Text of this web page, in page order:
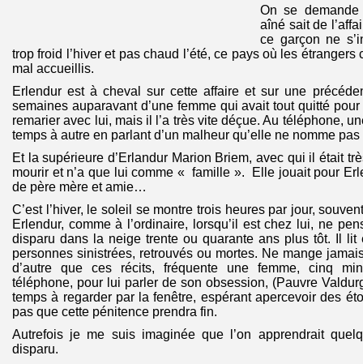
On se
aîné sait de
ce garçon ne
trop froid l’hiver et pas chaud l’été, ce pays où les étrangers
mal accueillis.
Erlendur est à cheval sur cette affaire et sur une
semaines auparavant d’une femme qui avait tout quitté
remarier avec lui, mais il l’a très vite déçue. Au téléphone,
temps à autre en parlant d’un malheur qu’elle ne nomme
Et la supérieure d’Erlandur Marion Briem, avec qui il était
mourir et n’a que lui comme « famille ». Elle jouait pour
de père mère et amie…
C’est l’hiver, le soleil se montre trois heures par jour,
Erlendur, comme à l’ordinaire, lorsqu’il est chez lui, ne
disparu dans la neige trente ou quarante ans plus tôt. Il lit
personnes sinistrées, retrouvés ou mortes. Ne mange
d’autre que ces récits, fréquente une femme, cinq
téléphone, pour lui parler de son obsession, (Pauvre
temps à regarder par la fenêtre, espérant apercevoir des
pas que cette pénitence prendra fin.
Autrefois je me suis imaginée que l’on apprendrait
disparu.